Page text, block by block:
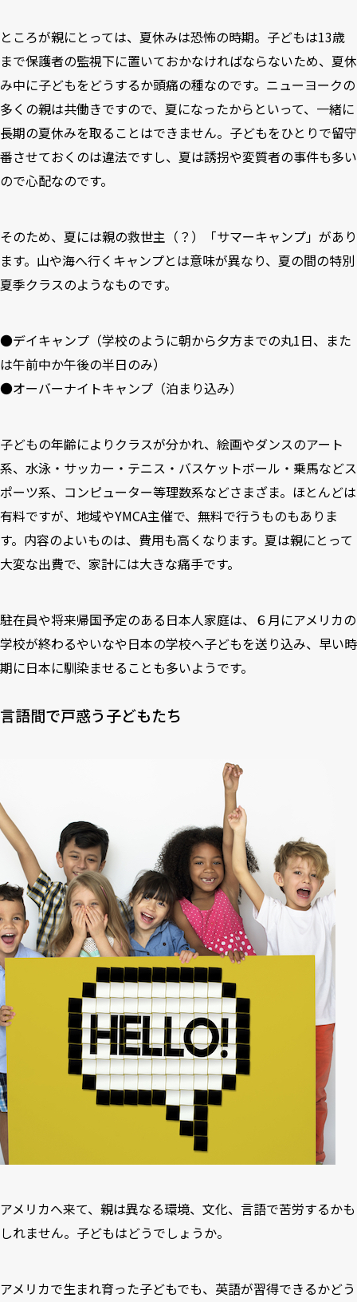
ところが親にとっては、夏休みは恐怖の時期。子どもは13歳
まで保護者の監視下に置いておかなければならないため、夏休
み中に子どもをどうするか頭痛の種なのです。ニューヨークの
多くの親は共働きですので、夏になったからといって、一緒に
長期の夏休みを取ることはできません。子どもをひとりで留守
番させておくのは違法ですし、夏は誘拐や変質者の事件も多い
ので心配なのです。
そのため、夏には親の救世主（？）「サマーキャンプ」があり
ます。山や海へ行くキャンプとは意味が異なり、夏の間の特別
夏季クラスのようなものです。
●デイキャンプ（学校のように朝から夕方までの丸1日、また
は午前中か午後の半日のみ）
●オーバーナイトキャンプ（泊まり込み）
子どもの年齢によりクラスが分かれ、絵画やダンスのアート
系、水泳・サッカー・テニス・バスケットボール・乗馬などス
ポーツ系、コンピューター等理数系などさまざま。ほとんどは
有料ですが、地域やYMCA主催で、無料で行うものもありま
す。内容のよいものは、費用も高くなります。夏は親にとって
大変な出費で、家計には大きな痛手です。
駐在員や将来帰国予定のある日本人家庭は、６月にアメリカの
学校が終わるやいなや日本の学校へ子どもを送り込み、早い時
期に日本に馴染ませることも多いようです。
言語間で戸惑う子どもたち
アメリカへ来て、親は異なる環境、文化、言語で苦労するかも
しれません。子どもはどうでしょうか。
アメリカで生まれ育った子どもでも、英語が習得できるかどう